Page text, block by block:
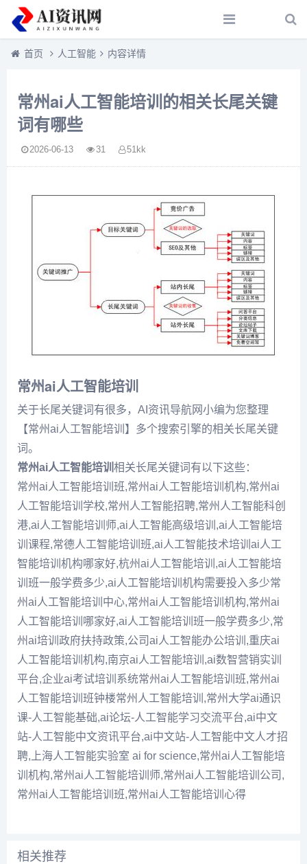
首页 人工智能 内容详情
常州ai人工智能培训的相关长尾关键
词有哪些
2026-06-13 31 51kk
常州ai人工智能培训
关于长尾关键词有很多，AI资讯导航网小编为您整理
【常州ai人工智能培训】多个搜索引擎的相关长尾关键
词。
常州ai人工智能培训 相关长尾关键词有以下这些：
常州ai人工智能培训班,常州ai人工智能培训机构,常州ai
人工智能培训学校,常州人工智能招聘,常州人工智能科创
港,ai人工智能培训师,ai人工智能高级培训,ai人工智能培
训课程,常德人工智能培训班,ai人工智能技术培训ai人工
智能培训机构哪家好,杭州ai人工智能培训,ai人工智能培
训班一般学费多少,ai人工智能培训机构需要投入多少常
州ai人工智能培训中心,常州ai人工智能培训机构,常州ai
人工智能培训哪家好,ai人工智能培训班一般学费多少,常
州ai培训政府扶持政策,公司ai人工智能办公培训,重庆ai
人工智能培训机构,南京ai人工智能培训,ai数智营销实训
平台,企业ai考试培训系统常州ai人工智能培训班,常州ai
人工智能培训班钟楼常州人工智能培训,常州大学ai通识
课-人工智能基础,ai论坛-人工智能学习交流平台,ai中文
站-人工智能中文资讯平台,ai中文站-人工智能中文人才招
聘,上海人工智能实验室 ai for science,常州ai人工智能培
训机构,常州ai人工智能培训师,常州ai人工智能培训公司,
常州ai人工智能培训班,常州ai人工智能培训心得
相关推荐